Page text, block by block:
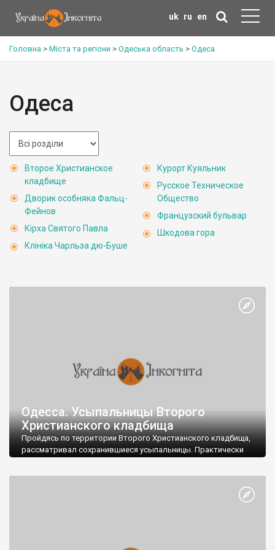
uk ru en
Головна > Міста та регіони > Одеська область > Одеса
Одеса
Второе Христианское
кладбище
Дворик особняка Фальц-
Фейнов
Кірха Святого Павла
Клініка Чарльза дю-Буше
Курорт Куяльник
Русское Техническое
Общество
Французский бульвар
Шкодова гора
Одесса. Усыпальницы Второго
Христианского кладбища
Пройдясь по территории Второго Христианского кладбища,
рассматривал сохранившиеся усыпальницы. Практически